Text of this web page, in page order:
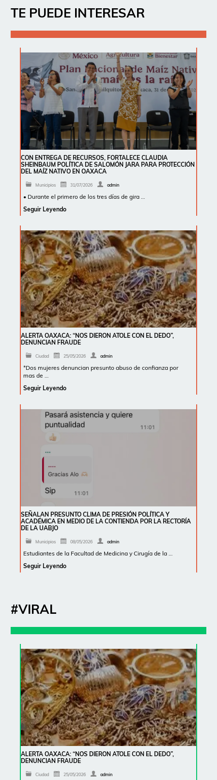
TE PUEDE INTERESAR
CON ENTREGA DE RECURSOS, FORTALECE CLAUDIA
SHEINBAUM POLÍTICA DE SALOMÓN JARA PARA PROTECCIÓN
DEL MAÍZ NATIVO EN OAXACA
Municipios 31/07/2026 admin
• Durante el primero de los tres días de gira …
Seguir Leyendo
ALERTA OAXACA: “NOS DIERON ATOLE CON EL DEDO”,
DENUNCIAN FRAUDE
Ciudad 25/05/2026 admin
*Dos mujeres denuncian presunto abuso de confianza por
mas de …
Seguir Leyendo
SEÑALAN PRESUNTO CLIMA DE PRESIÓN POLÍTICA Y
ACADÉMICA EN MEDIO DE LA CONTIENDA POR LA RECTORÍA
DE LA UABJO
Municipios 08/05/2026 admin
Estudiantes de la Facultad de Medicina y Cirugía de la …
Seguir Leyendo
#VIRAL
ALERTA OAXACA: “NOS DIERON ATOLE CON EL DEDO”,
DENUNCIAN FRAUDE
Ciudad 25/05/2026 admin